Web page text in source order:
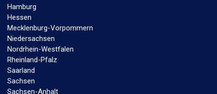
Hamburg
Hessen
Mecklenburg-Vorpommern
Niedersachsen
Nordrhein-Westfalen
Rheinland-Pfalz
Saarland
Sachsen
Sachsen-Anhalt